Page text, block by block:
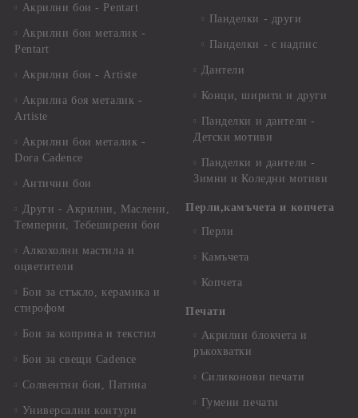
Акрилни бои - Pentart
Акрилни бои металик -
Pentart
Акрилни бои - Artiste
Акрилна боя металик -
Artiste
Акрилни бои металик -
Dora Cadence
Антични бои
Други - Акрилни, Маслени,
Темперни, Тебеширени бои
Алкохолни мастила и
оцветители
Бои за стъкло, керамика и
стирофом
Бои за коприна и текстил
Бои за свещи Cadence
Солвентни бои, Патина
Универсални контури
Панделки - други
Панделки - с надпис
Дантели
Конци, ширити и други
Панделки и дантели -
Детски мотиви
Панделки и дантели -
Зимни и Коледни мотиви
Перли,камъчета и копчета
Перли
Камъчета
Копчета
Печати
Акрилни блокчета и
ръкохватки
Силиконови печати
Гумени печати